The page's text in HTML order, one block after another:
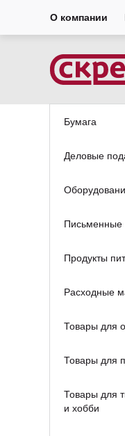
О компании
Бумага
Деловые
Письменные
Продукты
Расходные
Товары для
Товары для
Товары для
и хобби